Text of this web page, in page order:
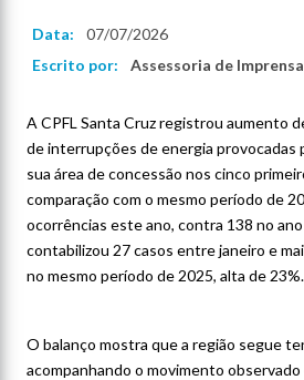
Data:
07/07/2026
Escrito por:
Assessoria de Imprensa
A CPFL Santa Cruz registrou aumento
de interrupções de energia provocadas
sua área de concessão nos cinco
comparação com o mesmo período de
ocorrências este ano, contra 138 no
contabilizou 27 casos entre janeiro e
no mesmo período de 2025, alta de 23%.
O balanço mostra que a região segue
acompanhando o movimento